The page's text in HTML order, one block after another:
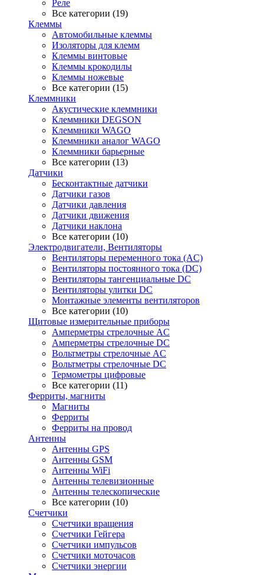
Реле
Все категории (19)
Клеммы
Автомобильные клеммы
Изоляторы для клемм
Клеммы винтовые
Клеммы крокодилы
Клеммы ножевые
Все категории (15)
Клеммники
Акустические клеммники
Клеммники DEGSON
Клеммники WAGO
Клеммники аналог WAGO
Клеммники барьерные
Все категории (13)
Датчики
Бесконтактные датчики
Датчики газов
Датчики давления
Датчики движения
Датчики наклона
Все категории (10)
Электродвигатели, Вентиляторы
Вентиляторы переменного тока (AC)
Вентиляторы постоянного тока (DC)
Вентиляторы тангенциальные DC
Вентиляторы улитки DC
Монтажные элементы вентиляторов
Все категории (10)
Щитовые измерительные приборы
Амперметры стрелочные AC
Амперметры стрелочные DC
Вольтметры стрелочные AC
Вольтметры стрелочные DC
Термометры цифровые
Все категории (11)
Ферриты, магниты
Магниты
Ферриты
Ферриты на провод
Антенны
Антенны GPS
Антенны GSM
Антенны WiFi
Антенны телевизионные
Антенны телескопические
Все категории (10)
Счетчики
Счетчики вращения
Счетчики Гейгера
Счетчики импульсов
Счетчики моточасов
Счетчики энергии